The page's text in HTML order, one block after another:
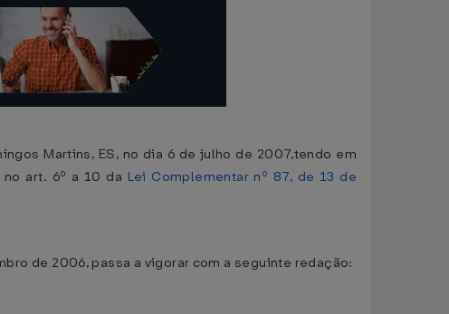
Martins, ES, no dia 6 de julho de 2007,tendo em
no art. 6º a 10 da Lei Complementar nº 87, de 13 de
de 2006, passa a vigorar com a seguinte redação: